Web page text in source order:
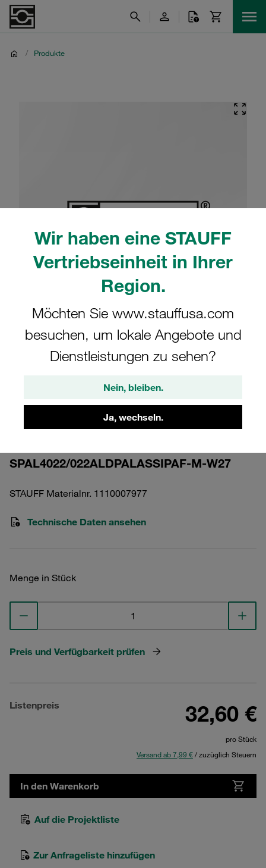
Wir haben eine STAUFF
Vertriebseinheit in Ihrer
Region.
Möchten Sie www.stauffusa.com
besuchen, um lokale Angebote und
Dienstleistungen zu sehen?
Nein, bleiben.
Ja, wechseln.
/ Produkte
Bitte beachten Sie: Das Bild dient nur zur Veranschaulichung und kann vom
tatsächlichen Produkt abweichen.
Komplettschelle Schwere Baureihe Gr.
4S Ø22mm Aluminium W27 gerippt, mit
Vorspannung Aufbaukombination
SPAL4022/022ALDPALASSIPAF-M-W27
STAUFF Materialnr. 1110007977
Technische Daten ansehen
Menge in Stück
Preis und Verfügbarkeit prüfen
Listenpreis 32,60 €
pro Stück
Versand ab 7,99 €/ zuzüglich Steuern
In den Warenkorb
Auf die Projektliste
Zur Anfrageliste hinzufügen